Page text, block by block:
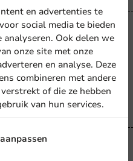
Kraft Ø184mm rPET -
en advertenties te
social media te bieden
Ook delen we
onze site met onze
en analyse. Deze
combineren met andere
of die ze hebben
van hun services.
voor onze